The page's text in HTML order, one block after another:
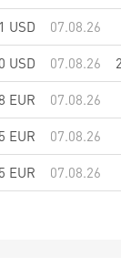
USD
07.08.26
USD 07.08.26
EUR
07.08.26
EUR
07.08.26
EUR 07.08.26